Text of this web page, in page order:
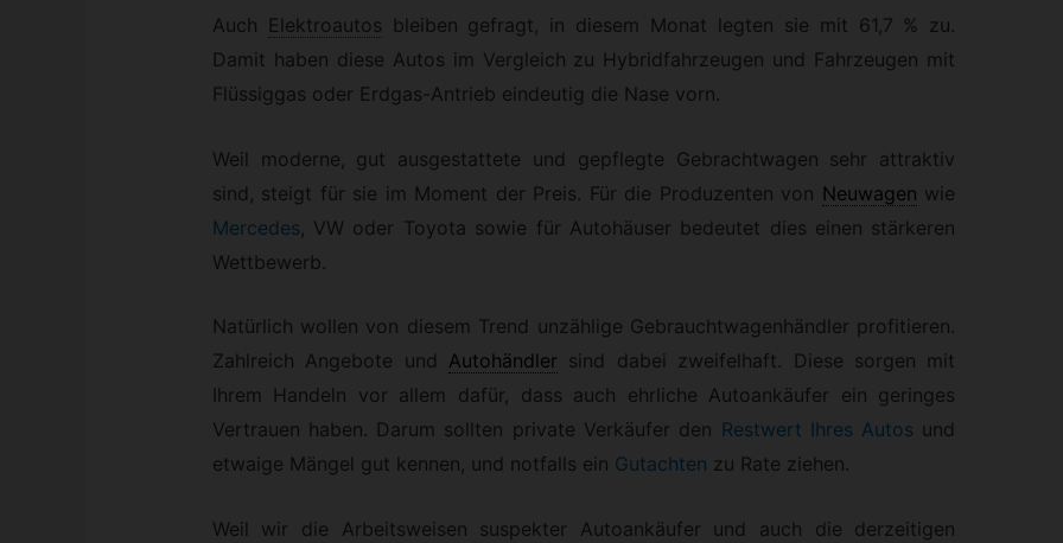
Auch Elektroautos bleiben gefragt, in diesem Monat legten sie mit 61,7 % zu.
Damit haben diese Autos im Vergleich zu Hybridfahrzeugen und Fahrzeugen mit
Flüssiggas oder Erdgas-Antrieb eindeutig die Nase vorn.
Weil moderne, gut ausgestattete und gepflegte Gebrachtwagen sehr attraktiv
sind, steigt für sie im Moment der Preis. Für die Produzenten von Neuwagen wie
Mercedes , VW oder Toyota sowie für Autohäuser bedeutet dies einen stärkeren
Wettbewerb.
Natürlich wollen von diesem Trend unzählige Gebrauchtwagenhändler profitieren.
Zahlreich Angebote und Autohändler sind dabei zweifelhaft. Diese sorgen mit
Ihrem Handeln vor allem dafür, dass auch ehrliche Autoankäufer ein geringes
Vertrauen haben. Darum sollten private Verkäufer den Restwert Ihres Autos und
etwaige Mängel gut kennen, und notfalls ein Gutachten zu Rate ziehen.
Weil wir die Arbeitsweisen suspekter Autoankäufer und auch die derzeitigen